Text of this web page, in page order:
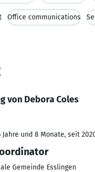
Office communications
von Debora Coles
Jahre und 8 Monate, seit
Gemeinde Esslingen